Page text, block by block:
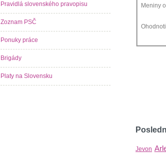
Meniny
Jevon
Pravidlá slovenského pravopisu
Zoznam PSČ
Ponuky práce
Brigády
Platy na Slovensku